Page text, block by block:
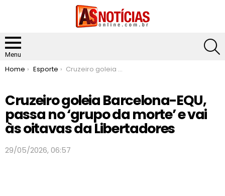
Menu
You are here:
Home Esporte Cruzeiro goleia Barcelona-EQU, passa no ‘grupo da morte’ e vai às oitavas da Libertadores
Cruzeiro goleia Barcelona-EQU,
passa no ‘grupo da morte’ e vai
às oitavas da Libertadores
29/05/2026, 06:57